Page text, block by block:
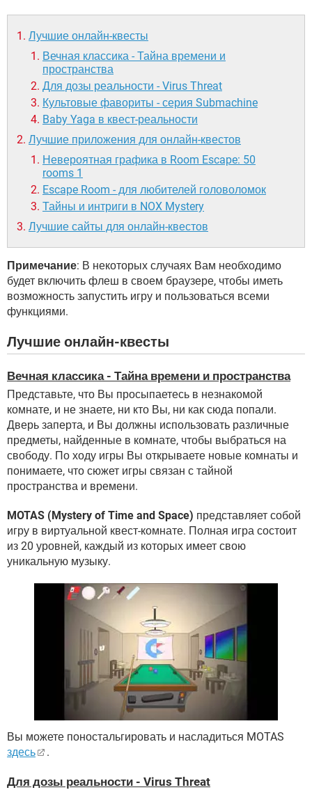
Лучшие онлайн-квесты
Вечная классика - Тайна времени и
пространства
Для дозы реальности - Virus Threat
Культовые фавориты - серия Submachine
Baby Yaga в квест-реальности
Лучшие приложения для онлайн-квестов
Невероятная графика в Room Escape: 50
rooms 1
Escape Room - для любителей головоломок
Тайны и интриги в NOX Mystery
Лучшие сайты для онлайн-квестов
Примечание: В некоторых случаях Вам необходимо
будет включить флеш в своем браузере, чтобы иметь
возможность запустить игру и пользоваться всеми
функциями.
Лучшие онлайн-квесты
Вечная классика - Тайна времени и пространства
Представьте, что Вы просыпаетесь в незнакомой
комнате, и не знаете, ни кто Вы, ни как сюда попали.
Дверь заперта, и Вы должны использовать различные
предметы, найденные в комнате, чтобы выбраться на
свободу. По ходу игры Вы открываете новые комнаты и
понимаете, что сюжет игры связан с тайной
пространства и времени.
MOTAS (Mystery of Time and Space) представляет собой
игру в виртуальной квест-комнате. Полная игра состоит
из 20 уровней, каждый из которых имеет свою
уникальную музыку.
Вы можете поностальгировать и насладиться MOTAS
здесь
.
Для дозы реальности - Virus Threat